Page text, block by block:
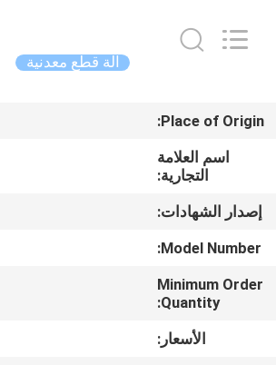
الرئيسية
منتجات
معلومات
عنا
آلة قطع معدنية
Place of Origin:
اسم العلامة
التجارية:
إصدار الشهادات:
Model Number:
Minimum Order
Quantity:
الأسعار: